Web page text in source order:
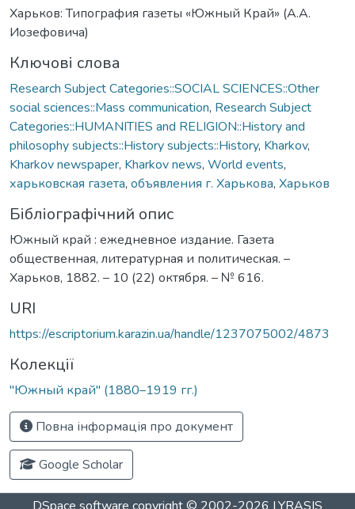
Харьков: Типография газеты «Южный Край» (А.А.
Иозефовича)
Ключові слова
Research Subject Categories::SOCIAL SCIENCES::Other
social sciences::Mass communication, Research Subject
Categories::HUMANITIES and RELIGION::History and
philosophy subjects::History subjects::History, Kharkov,
Kharkov newspaper, Kharkov news, World events,
харьковская газета, объявления г. Харькова, Харьков
Бібліографічний опис
Южный край : ежедневное издание. Газета
общественная, литературная и политическая. –
Харьков, 1882. – 10 (22) октября. – № 616.
URI
https://escriptorium.karazin.ua/handle/1237075002/4873
Колекції
"Южный край" (1880–1919 гг.)
Повна інформація про документ
Google Scholar